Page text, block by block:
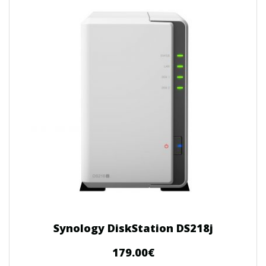
Synology DiskStation DS218j
179.00€